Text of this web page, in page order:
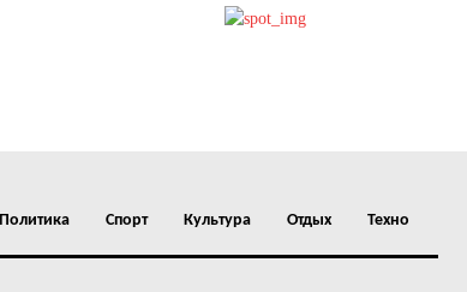
Политика Спорт Культура Отдых Техно